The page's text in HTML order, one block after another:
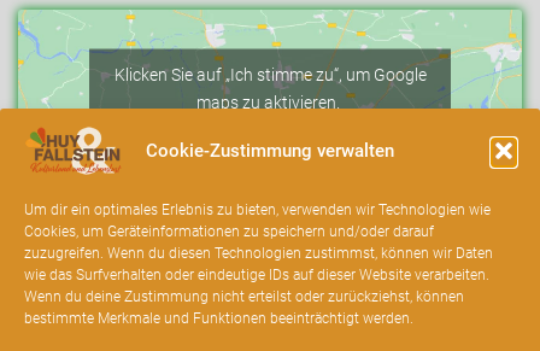
Cookie-Zustimmung verwalten
Um dir ein optimales Erlebnis zu bieten, verwenden wir Technologien wie
Cookies, um Geräteinformationen zu speichern und/oder darauf
zuzugreifen. Wenn du diesen Technologien zustimmst, können wir Daten
wie das Surfverhalten oder eindeutige IDs auf dieser Website verarbeiten.
Wenn du deine Zustimmung nicht erteilst oder zurückziehst, können
bestimmte Merkmale und Funktionen beeinträchtigt werden.
Klicken Sie auf „Ich stimme zu“, um Google
maps zu aktivieren.